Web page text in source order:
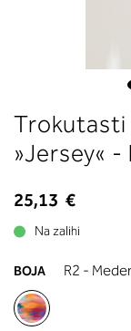
to
the
beginning
the
images
Trokutasti
»Jersey« -
25,13 €
Na zalihi
BOJA R2 -